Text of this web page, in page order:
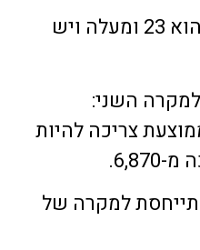
מקרה שני: הגיל שלכם הוא 23 ומעלה ויש
השני:
צריכה להיות
למקרה של